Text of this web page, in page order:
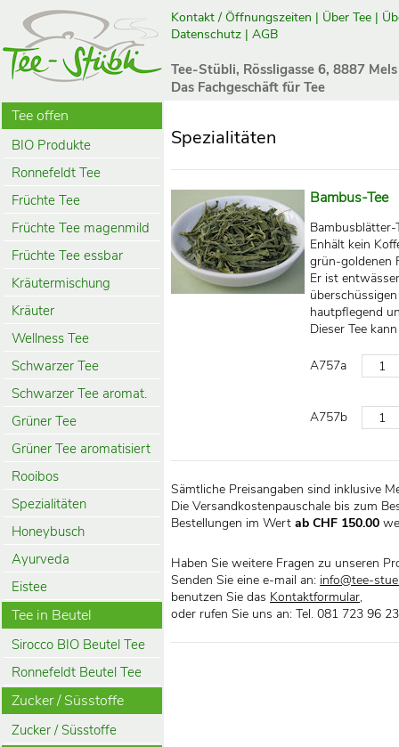
Kontakt / Öffnungszeiten | Über Tee |
Datenschutz | AGB
Tee-Stübli, Rössligasse 6, 8887 Mels
Das Fachgeschäft für Tee
Tee offen
BIO Produkte
Ronnefeldt Tee
Früchte Tee
Früchte Tee magenmild
Früchte Tee essbar
Kräutermischung
Kräuter
Wellness Tee
Schwarzer Tee
Schwarzer Tee aromat.
Grüner Tee
Grüner Tee aromatisiert
Rooibos
Spezialitäten
Honeybusch
Ayurveda
Eistee
Tee in Beutel
Sirocco BIO Beutel Tee
Ronnefeldt Beutel Tee
Zucker / Süsstoffe
Zucker / Süsstoffe
Spezialitäten
Bambus-Tee
Bambusblätter-
Enhält kein
grün-goldenen
Er ist
hautpflegend
Dieser Tee
A757a
A757b
Sämtliche Preisangaben sind inklusive
Die Versandkostenpauschale bis zum
Bestellungen im Wert ab CHF 150.00
Haben Sie weitere Fragen zu unseren
Senden Sie eine e-mail an: info@tee-
benutzen Sie das Kontaktformular,
oder rufen Sie uns an: Tel. 081 723 96 23